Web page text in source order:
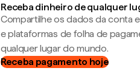
Receba dinheiro de qualquer
Compartilhe os dados da conta
e plataformas de folha de
qualquer lugar do mundo.
Receba pagamento hoje